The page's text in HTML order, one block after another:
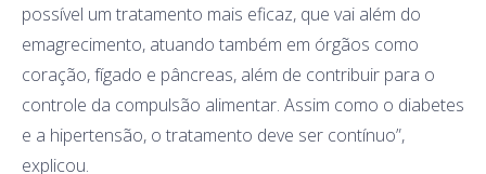
possível um tratamento mais eficaz, que vai além do
emagrecimento, atuando também em órgãos como
coração, fígado e pâncreas, além de contribuir para o
controle da compulsão alimentar. Assim como o diabetes
e a hipertensão, o tratamento deve ser contínuo”,
explicou.